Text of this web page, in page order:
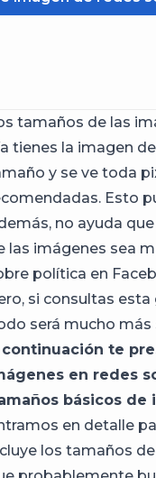
tamaños de las
tienes la imagen
y se ve toda
Esto
no ayuda
las imágenes sea
política en
si consultas
será mucho más
continuación te
en redes
básicos de
en detalle
los tamaños